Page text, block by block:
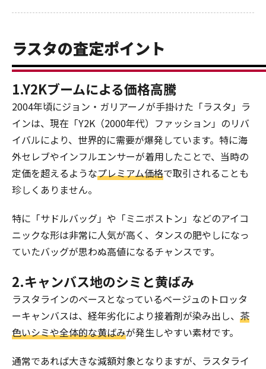
ラスタの査定ポイント
1.Y2Kブームによる価格高騰
2004年頃にジョン・ガリアーノが手掛けた「ラスタ」ラ
インは、現在「Y2K（2000年代）ファッション」のリバ
イバルにより、世界的に需要が爆発しています。特に海
外セレブやインフルエンサーが着用したことで、当時の
定価を超えるようなプレミアム価格で取引されることも
珍しくありません。
特に「サドルバッグ」や「ミニボストン」などのアイコ
ニックな形は非常に人気が高く、タンスの肥やしになっ
ていたバッグが思わぬ高値になるチャンスです。
2.キャンバス地のシミと黄ばみ
ラスタラインのベースとなっているベージュのトロッタ
ーキャンバスは、経年劣化により接着剤が染み出し、 茶
色いシミや全体的な黄ばみが発生しやすい素材です。
通常であれば大きな減額対象となりますが、ラスタライ